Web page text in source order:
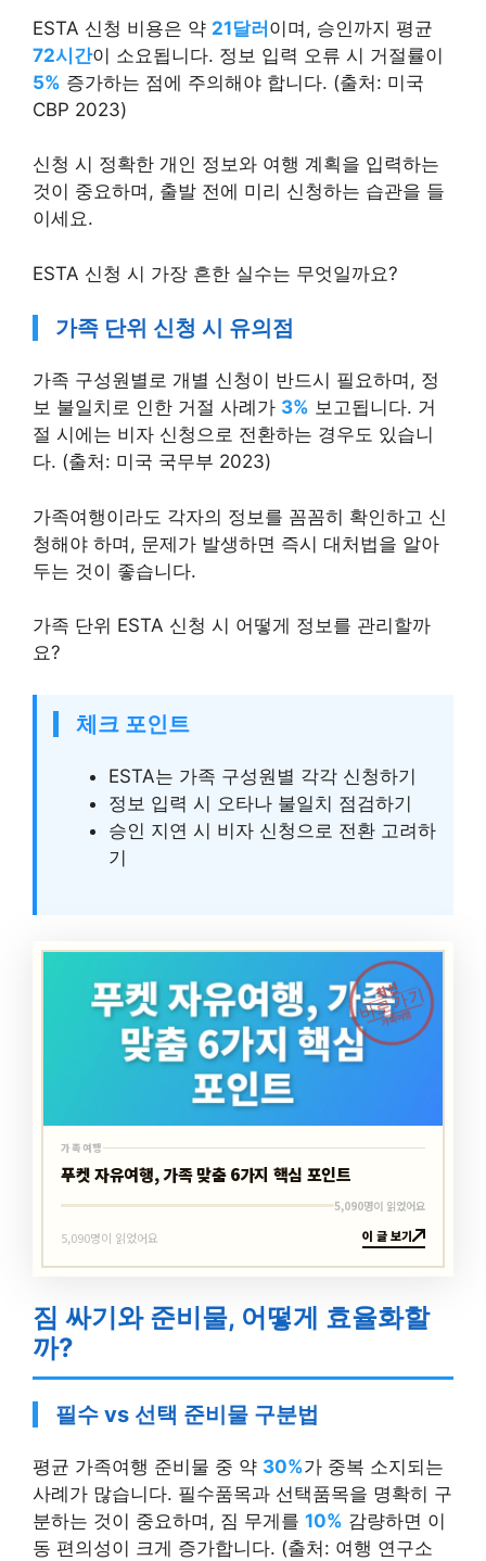
ESTA 신청 비용은 약 21달러이며, 승인까지 평균
72시간이 소요됩니다. 정보 입력 오류 시 거절률이
5% 증가하는 점에 주의해야 합니다. (출처: 미국
CBP 2023)
신청 시 정확한 개인 정보와 여행 계획을 입력하는
것이 중요하며, 출발 전에 미리 신청하는 습관을 들
이세요.
ESTA 신청 시 가장 흔한 실수는 무엇일까요?
가족 단위 신청 시 유의점
가족 구성원별로 개별 신청이 반드시 필요하며, 정
보 불일치로 인한 거절 사례가 3% 보고됩니다. 거
절 시에는 비자 신청으로 전환하는 경우도 있습니
다. (출처: 미국 국무부 2023)
가족여행이라도 각자의 정보를 꼼꼼히 확인하고 신
청해야 하며, 문제가 발생하면 즉시 대처법을 알아
두는 것이 좋습니다.
가족 단위 ESTA 신청 시 어떻게 정보를 관리할까
요?
체크 포인트
ESTA는 가족 구성원별 각각 신청하기
정보 입력 시 오타나 불일치 점검하기
승인 지연 시 비자 신청으로 전환 고려하
기
최신
바로가기
가족여행
가족여행
푸켓 자유여행, 가족 맞춤 6가지 핵심 포인트
5,090명이 읽었어요
5,090명이 읽었어요 이 글 보기
짐 싸기와 준비물, 어떻게 효율화할
까?
필수 vs 선택 준비물 구분법
평균 가족여행 준비물 중 약 30%가 중복 소지되는
사례가 많습니다. 필수품목과 선택품목을 명확히 구
분하는 것이 중요하며, 짐 무게를 10% 감량하면 이
동 편의성이 크게 증가합니다. (출처: 여행 연구소